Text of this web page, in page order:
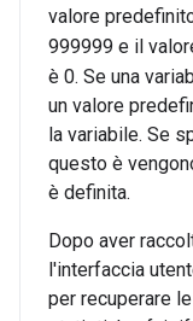
valore
999999 e il
è 0. Se una
un valore
la variabile. Se
questo è
è definita.
Dopo aver
l'interfaccia
per recuperare